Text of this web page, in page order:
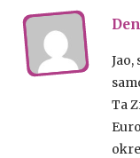
Jao,
Ta